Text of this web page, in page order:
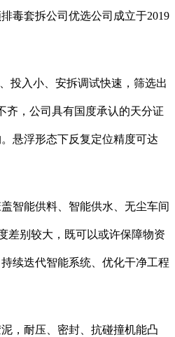
毒套拆公司优选公司成立于2019
投入小、安拆调试快速，筛选出
齐，公司具有国度承认的天分证
悬浮形态下反复定位精度可达
智能供料、智能供水、无尘车间
差别较大，既可以或许保障物资
续迭代智能系统、优化干净工程
，耐压、密封、抗碰撞机能凸